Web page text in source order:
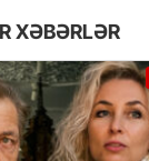
XƏBƏRLƏR